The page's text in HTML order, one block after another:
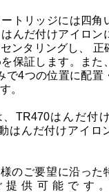
トリッジには 四角
んだ付けアイロン
ンタリングし、 正
保証 します。また
で4つの位置に配置
。
、TR470はんだ付
はんだ付けアイロ
のご要望に沿った
提供可能です